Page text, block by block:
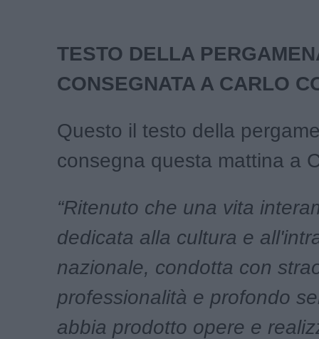
TESTO DELLA
CONSEGNATA A CARLO
Questo il testo della
consegna questa mattina a
“Ritenuto che una vita
dedicata alla cultura e
nazionale, condotta con
professionalità e profondo
abbia prodotto opere e